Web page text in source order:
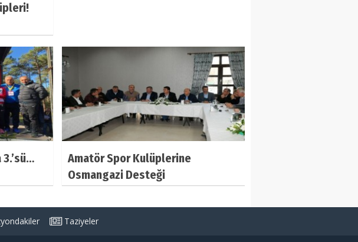
Amatör Spor Kulüplerine
Osmangazi Desteği
Taziyeler